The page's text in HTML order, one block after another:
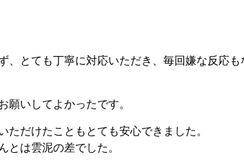
とても丁寧に対応いただき、毎回嫌な反応
いしてよかったです。
だけたこともとても安心できました。
とは雲泥の差でした。